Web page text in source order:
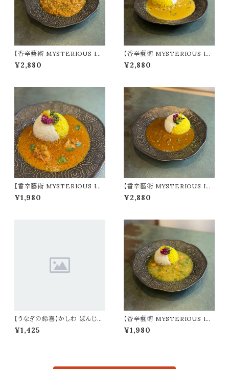
【香辛藝術 MYSTERIOUS IN
DIA】カルダモン香るキーマカレ
ー（3～4人前）
¥2,880
【香辛藝術 MYSTERIOUS IN
DIA】魅惑のクリーミーカレー（3
～4人前）
¥2,880
【香辛藝術 MYSTERIOUS IN
DIA】チキンカレー（2～3人前）
¥1,980
【香辛藝術 MYSTERIOUS IN
DIA】エキゾチック牛タンカレー
（3～4人前）
¥2,880
【うなぎの鈴喜】かしわ ぼんじり
串（冷蔵可）４本
¥1,425
【香辛藝術 MYSTERIOUS IN
DIA】海老ぶつ切りカレー（2～3
人前）
¥1,980